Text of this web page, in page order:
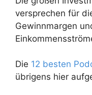
versprechen für
Gewinnmargen
Die 12 besten
übrigens hier